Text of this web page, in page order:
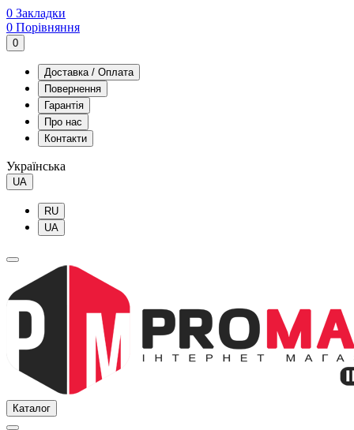
0 Закладки
0 Порівняння
0
Доставка / Оплата
Повернення
Гарантія
Про нас
Контакти
Українська
UA
RU
UA
Каталог